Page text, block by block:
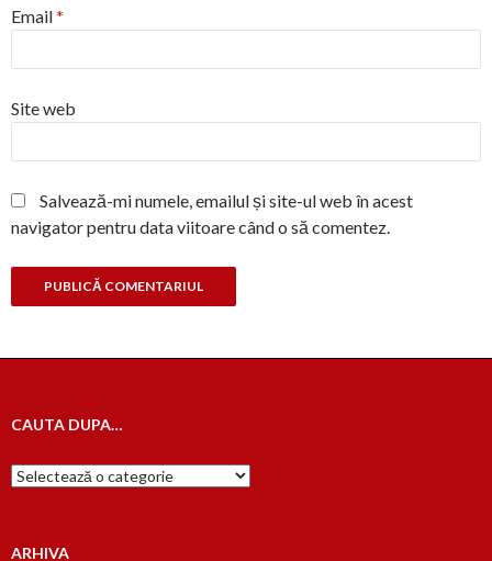
Email*
Site web
Salvează-mi numele, emailul și site-ul web în acest
navigator pentru data viitoare când o să comentez.
CAUTA DUPA…
Cauta
dupa…
ARHIVA